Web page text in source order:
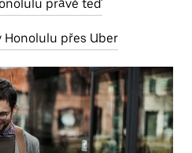
právě teď
přes Uber